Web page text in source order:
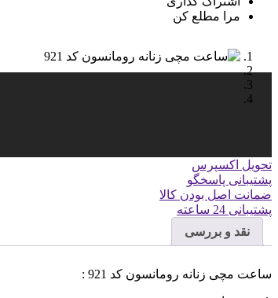
مرا مطلع کن
تحویل اکسپرس
پشتیبانی پاسخگو
ضمانت اصل بودن کالا
پشتیبانی 24 ساعته
نقد و بررسی
ساعت مچی زنانه رومانسون کد 921 :